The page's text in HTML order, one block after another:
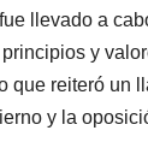
llevado a
y
que reiteró un
y la